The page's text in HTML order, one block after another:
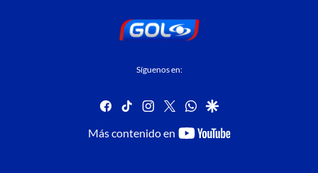
Síguenos en:
facebook
tiktok instagram
twitterwhatsapp
google
Más contenido en
youtube-